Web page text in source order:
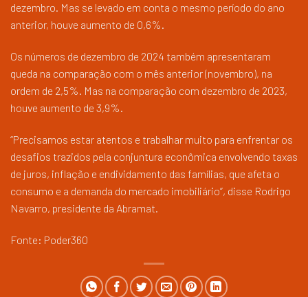
dezembro. Mas se levado em conta o mesmo período do ano
anterior, houve aumento de 0,6%.
Os números de dezembro de 2024 também apresentaram
queda na comparação com o mês anterior (novembro), na
ordem de 2,5%. Mas na comparação com dezembro de 2023,
houve aumento de 3,9%.
“Precisamos estar atentos e trabalhar muito para enfrentar os
desafios trazidos pela conjuntura econômica envolvendo taxas
de juros, inflação e endividamento das famílias, que afeta o
consumo e a demanda do mercado imobiliário”, disse Rodrigo
Navarro, presidente da Abramat.
Fonte: Poder360